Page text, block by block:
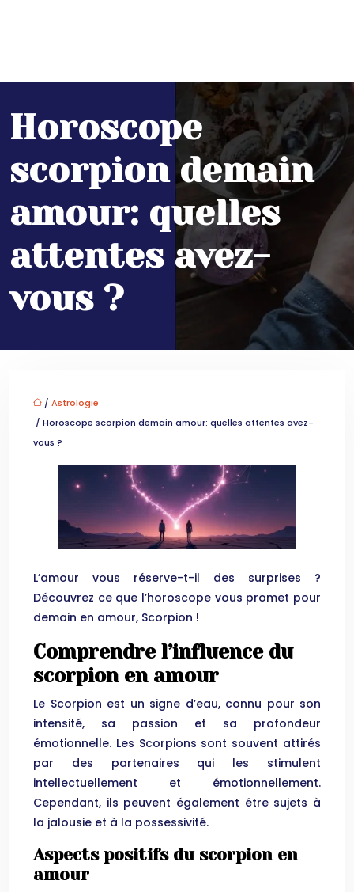
Horoscope
scorpion demain
amour: quelles
attentes avez-
vous ?
/ Astrologie
/ Horoscope scorpion demain amour: quelles attentes avez-
vous ?
L’amour vous réserve-t-il des surprises ?
Découvrez ce que l’horoscope vous promet pour
demain en amour, Scorpion !
Comprendre l’influence du
scorpion en amour
Le Scorpion est un signe d’eau, connu pour son
intensité, sa passion et sa profondeur
émotionnelle. Les Scorpions sont souvent attirés
par des partenaires qui les stimulent
intellectuellement et émotionnellement.
Cependant, ils peuvent également être sujets à
la jalousie et à la possessivité.
Aspects positifs du scorpion en
amour